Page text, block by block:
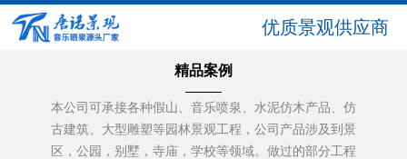
优质景观供应商
精品案例
本公司可承接各种假山、音乐喷泉、水泥仿木产品、仿
古建筑、大型雕塑等园林景观工程，公司产品涉及到景
区，公园，别墅，寺庙，学校等领域。做过的部分工程